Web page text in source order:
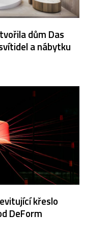
dům Das
a nábytku
křeslo
DeForm